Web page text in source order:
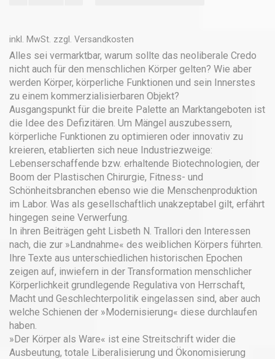
Menge
inkl. MwSt. zzgl. Versandkosten
Alles sei vermarktbar, warum sollte das neoliberale Credo
nicht auch für den menschlichen Körper gelten? Wie aber
werden Körper, körperliche Funktionen und sein Innerstes
zu einem kommerzialisierbaren Objekt?
Ausgangspunkt für die breite Palette an Marktangeboten ist
die Idee des Defizitären. Um Mängel auszubessern,
körperliche Funktionen zu optimieren oder innovativ zu
kreieren, etablierten sich neue Industriezweige:
Lebenserschaffende bzw. erhaltende Biotechnologien, der
Boom der Plastischen Chirurgie, Fitness- und
Schönheitsbranchen ebenso wie die Menschenproduktion
im Labor. Was als gesellschaftlich unakzeptabel gilt, erfährt
hingegen seine Verwerfung.
In ihren Beiträgen geht Lisbeth N. Trallori den Interessen
nach, die zur »Landnahme« des weiblichen Körpers führten.
Ihre Texte aus unterschiedlichen historischen Epochen
zeigen auf, inwiefern in der Transformation menschlicher
Körperlichkeit grundlegende Regulativa von Herrschaft,
Macht und Geschlechterpolitik eingelassen sind, aber auch
welche Schienen der »Modernisierung« diese durchlaufen
haben.
»Der Körper als Ware« ist eine Streitschrift wider die
Ausbeutung, totale Liberalisierung und Ökonomisierung